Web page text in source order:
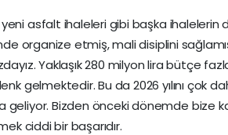
asfalt ihaleleri gibi başka ihalelerin
organize etmiş, mali disiplini
Yaklaşık 280 milyon lira bütçe
gelmektedir. Bu da 2026 yılını çok
geliyor. Bizden önceki dönemde bize
ciddi bir başarıdır.